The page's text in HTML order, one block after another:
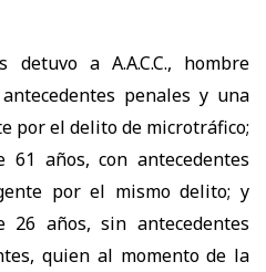
detuvo a A.A.C.C., hombre
penales y una
por el delito de microtráfico;
61 años, con antecedentes
por el mismo delito; y
26 años, sin antecedentes
quien al momento de la